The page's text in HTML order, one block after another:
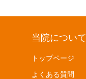
当院について
トップページ
よくある質問